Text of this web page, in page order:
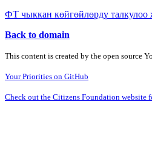
ФТ чыккан көйгөйлөрдү талкулоо
Back to domain
This content is created by the open source
Your Priorities on GitHub
Check out the Citizens Foundation website